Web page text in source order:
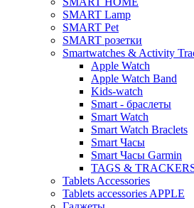
SMART Lamp
SMART Pet
SMART розетки
Smartwatches & Activity
Apple Watch
Apple Watch Band
Kids-watch
Smart - браслеты
Smart Watch
Smart Watch Braclets
Smart Часы
Smart Часы Garmin
TAGS &
Tablets Accessories
Tablets accessories APPLE